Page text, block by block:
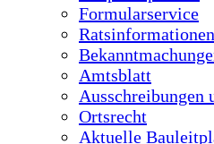
Formularservice
Ratsinformationen
Amtsblatt
Ausschreibungen
Ortsrecht
Aktuelle